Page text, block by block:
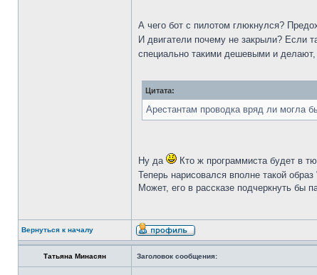
А чего бот с пилотом глюкнулся?
И двигатели почему не закрыли? Если
специально такими дешевыми и делают,
Цитата:
Арестантам проводка вряд ли могла
Ну да
Кто ж программиста будет в
Теперь нарисовался вполне такой образ
Может, его в рассказе подчеркнуть бы
Вернуться к началу
Татьяна Минасян Заголовок сообщения: